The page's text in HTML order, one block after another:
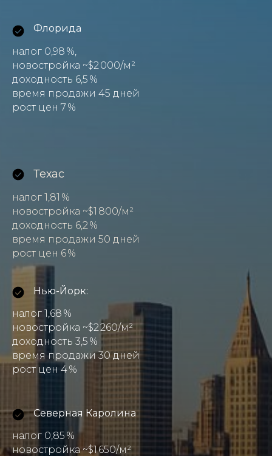
Флорида
налог 0,98 %,
новостройка ~$2 000/м²
доходность 6,5 %
время продажи 45 дней
рост цен 7 %
Техас
налог 1,81 %
новостройка ~$1 800/м²
доходность 6,2 %
время продажи 50 дней
рост цен 6 %
Нью-Йорк:
налог 1,68 %
новостройка ~$2 260/м²
доходность 3,5 %
время продажи 30 дней
рост цен 4 %
Северная Каролина
налог 0,85 %
новостройка ~$1 650/м²